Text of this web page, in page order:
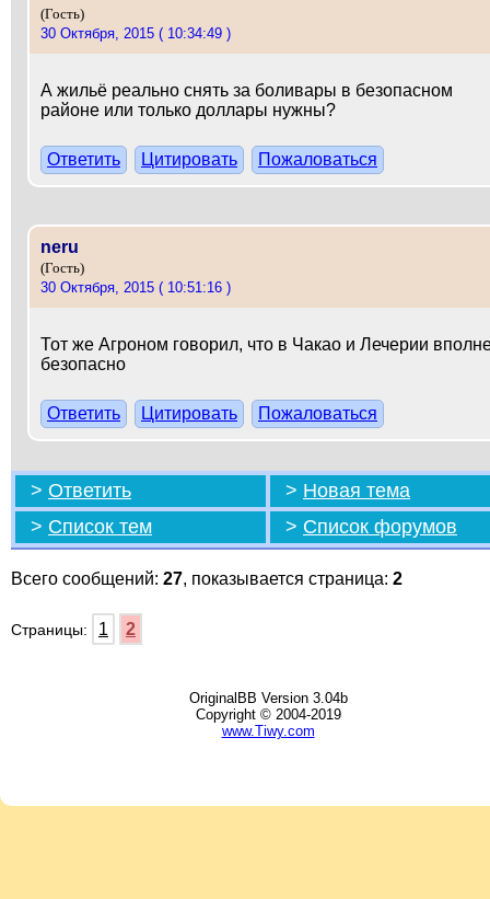
(Гость)
30 Октября, 2015 ( 10:34:49 )
А жильё реально снять за боливары в безопасном
районе или только доллары нужны?
Ответить Цитировать Пожаловаться
neru
(Гость)
30 Октября, 2015 ( 10:51:16 )
Тот же Агроном говорил, что в Чакао и Лечерии
безопасно
Ответить Цитировать Пожаловаться
> Ответить > Новая тема
> Список тем > Список форумов
Всего сообщений: 27, показывается страница: 2
Страницы: 1 2
OriginalBB Version 3.04b
Copyright © 2004-2019
www.Tiwy.com